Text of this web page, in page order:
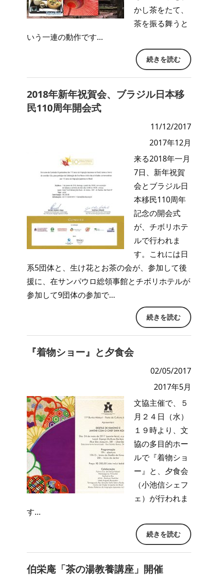
かし茶をたて、
茶を振る舞うと
いう一連の動作です…
続きを読む
2018年新年祝賀会、ブラジル日本移
民110周年開会式
11/12/2017
2017年12月
来る2018年一月
7日、新年祝賀
会とブラジル日
本移民110周年
記念の開会式
が、チボリホテ
ルで行われま
す。これには日
系5団体と、生け花とお茶の会が、参加して後
援に、在サンパウロ総領事館とチボリホテルが
参加して9団体の参加で…
続きを読む
『着物ショー』と夕食会
02/05/2017
2017年5月
文協主催で、５
月２４日（水）
１９時より、文
協の多目的ホー
ルで『着物ショ
ー』と、夕食会
（小池信シェフ
ェ）が行われま
す…
続きを読む
伯栄庵「茶の湯教養講座」開催